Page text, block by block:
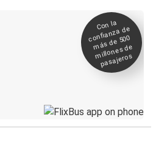
Con la
confianza de
más de 500
millones de
pasajeros